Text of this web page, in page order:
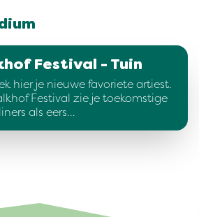
Festival - Tuin
hier je nieuwe favoriete artiest.
Festival zie je toekomstige
als eers…